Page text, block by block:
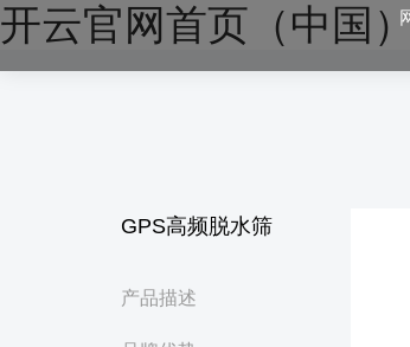
开云官网首页（中国
GPS高频脱水筛
产品描述